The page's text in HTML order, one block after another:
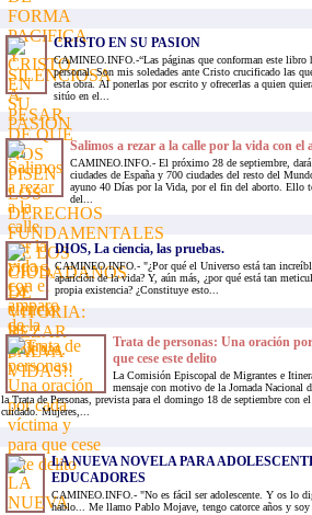
CRISTO EN SU PASION
CAMINEO.INFO.-“Las páginas que conforman este libro
personal. Son mis soledades ante Cristo crucificado las
esta obra. Al ponerlas por escrito y ofrecerlas a quien
sitúo en el...
Salimos a rezar a la calle por la vida con el
CAMINEO.INFO.- El próximo 28 de septiembre,
ciudades de España y 700 ciudades del resto del
ayuno 40 Días por la Vida, por el fin del aborto. Ello
del...
DIOS, La ciencia, las pruebas.
CAMINEO.INFO.- "¿Por qué el Universo está tan
aparición de la vida? Y, aún más, ¿por qué está tan
propia existencia? ¿Constituye esto...
Trata de personas: Una oración
que cese este delito
La Comisión Episcopal de Migrantes e
mensaje con motivo de la Jornada Nacional
la Trata de Personas, prevista para el domingo 18 de septiembre con
cuidado. Mujeres,...
LA NUEVA NOVELA PARA
EDUCADORES
CAMINEO.INFO.- "No es fácil ser adolescente. Y os lo
hablo... Me llamo Pablo Mojave, tengo catorce años y soy